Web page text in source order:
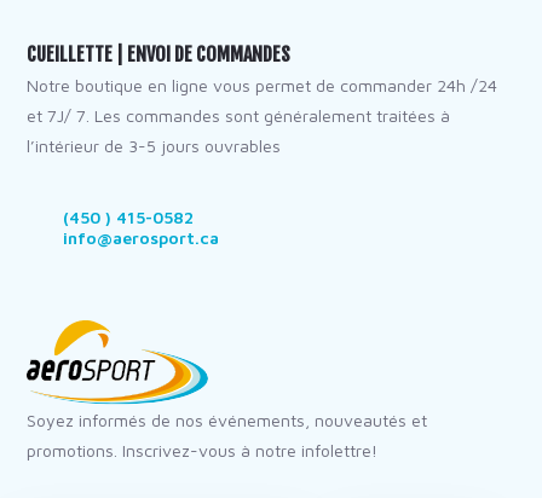
CUEILLETTE | ENVOI DE COMMANDES
Notre boutique en ligne vous permet de commander 24h /24
et 7J/ 7. Les commandes sont généralement traitées à
l’intérieur de 3-5 jours ouvrables
(450 ) 415-0582
info@aerosport.ca
Soyez informés de nos événements, nouveautés et
promotions. Inscrivez-vous à notre infolettre!